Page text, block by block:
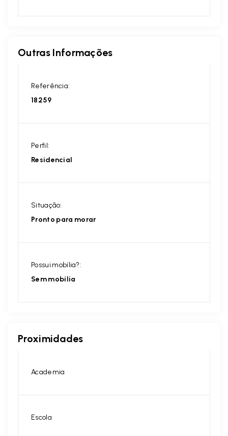
Outras Informações
Referência:
18259
Perfil:
Residencial
Situação:
Pronto para morar
Possui mobília?:
Sem mobília
Proximidades
Academia
Escola